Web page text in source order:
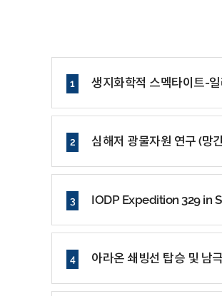
1 생지화학적 스멕타이트-
2 심해저 광물자원 연구 (망
3 IODP Expedition 329 in
4 아라온 쇄빙선 탑승 및 남